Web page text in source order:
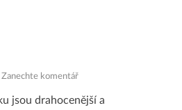
Zanechte komentář
jsou drahocenější a